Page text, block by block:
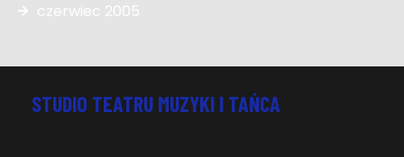
czerwiec 2005
STUDIO TEATRU MUZYKI I TAŃCA